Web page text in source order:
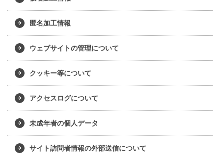
匿名加工情報
ウェブサイトの管理について
クッキー等について
アクセスログについて
未成年者の個人データ
サイト訪問者情報の外部送信について